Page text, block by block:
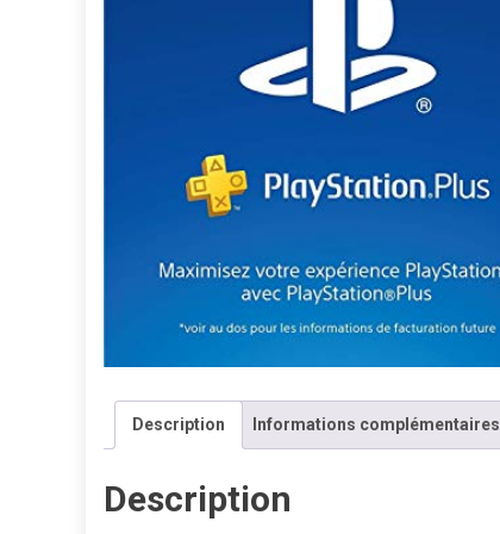
Description Informations complémentaires
Description